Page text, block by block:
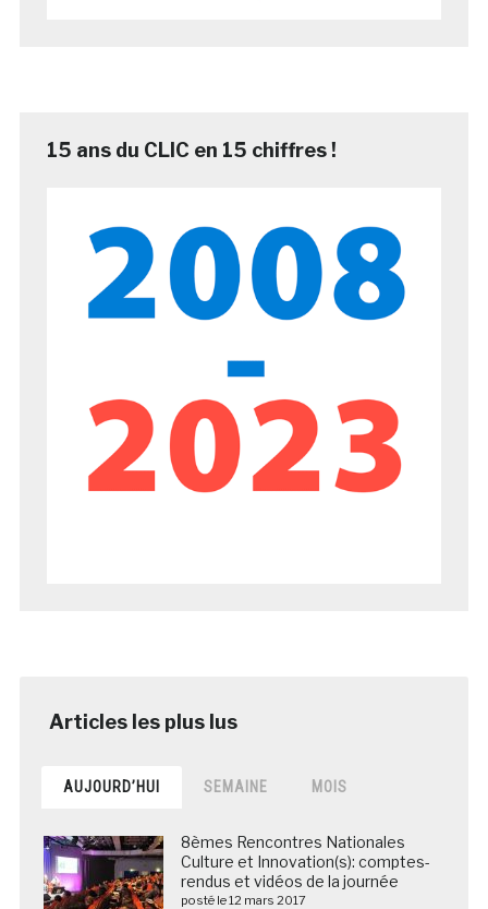
15 ans du CLIC en 15 chiffres !
AUJOURD’HUI SEMAINE MOIS
8èmes Rencontres Nationales
Culture et Innovation(s): comptes-
rendus et vidéos de la journée
posté le 12 mars 2017